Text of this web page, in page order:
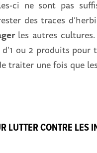
ci ne sont pas
des traces
les autres
ou 2 produits pour
traiter une fois que
LUTTER CONTRE LES